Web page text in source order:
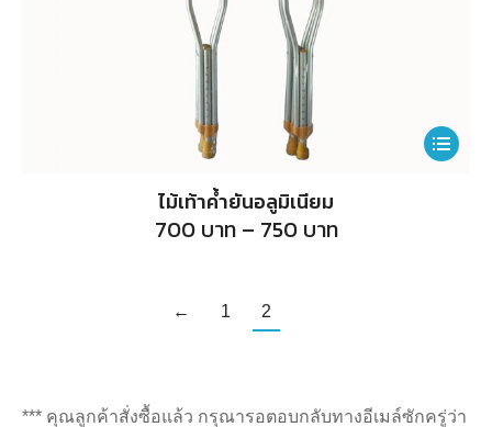
This
be
ไม้เท้าค้ำยันอลูมิเนียม
700บาท – 750บาทPrice
range:
← 1 2
*** คุณลูกค้าสั่งซื้อแล้ว กรุณารอตอบกลับทางอีเมล์ซักครู่ว่า